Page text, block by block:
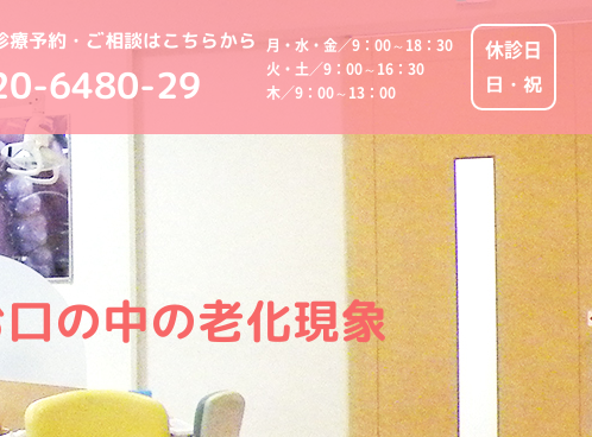
療予約・ご相談はこちらから
6480-29
月・水・金／9：00～18：30
火・土／9：00～16：30
木／9：00～13：00
休診日
日・祝
の中の老化現象